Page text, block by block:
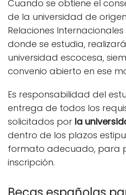
Cuando se obtiene el
de la universidad de
Relaciones
donde se estudia,
universidad escocesa,
convenio abierto en ese
Es responsabilidad del
entrega de todos los
solicitados por la
dentro de los plazos
formato adecuado, para
inscripción.